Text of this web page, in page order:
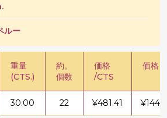
ルー
重量
(CTS.)
約。
個数
価格
/CTS
価格 /
30.00 22 ¥481.41 ¥